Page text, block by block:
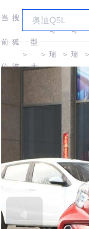
当
前
位
搜
狐
汽
＞
车
型
大
＞
奇
瑞 ＞
奇
瑞
QQ